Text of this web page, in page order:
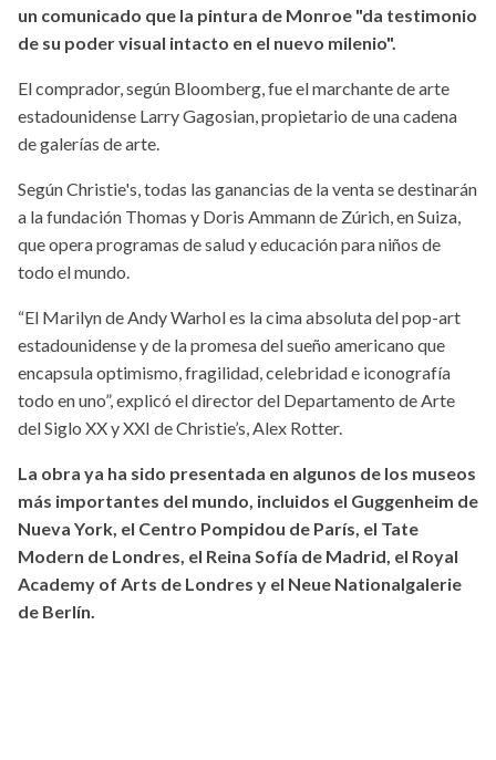
un comunicado que la pintura de Monroe "da testimonio
de su poder visual intacto en el nuevo milenio".
El comprador, según Bloomberg, fue el marchante de arte
estadounidense Larry Gagosian, propietario de una cadena
de galerías de arte.
Según Christie's, todas las ganancias de la venta se destinarán
a la fundación Thomas y Doris Ammann de Zúrich, en Suiza,
que opera programas de salud y educación para niños de
todo el mundo.
“El Marilyn de Andy Warhol es la cima absoluta del pop-art
estadounidense y de la promesa del sueño americano que
encapsula optimismo, fragilidad, celebridad e iconografía
todo en uno”, explicó el director del Departamento de Arte
del Siglo XX y XXI de Christie’s, Alex Rotter.
La obra ya ha sido presentada en algunos de los museos
más importantes del mundo, incluidos el Guggenheim de
Nueva York, el Centro Pompidou de París, el Tate
Modern de Londres, el Reina Sofía de Madrid, el Royal
Academy of Arts de Londres y el Neue Nationalgalerie
de Berlín.